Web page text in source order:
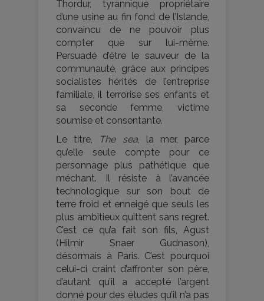
Thordur, tyrannique propriétaire
d’une usine au fin fond de l’Islande,
convaincu de ne pouvoir plus
compter que sur lui-même.
Persuadé d’être le sauveur de la
communauté, grâce aux principes
socialistes hérités de l’entreprise
familiale, il terrorise ses enfants et
sa seconde femme, victime
soumise et consentante.
Le titre,
The sea, la mer, parce
qu’elle seule compte pour ce
personnage plus pathétique que
méchant. Il résiste à l’avancée
technologique sur son bout de
terre froid et enneigé que seuls les
plus ambitieux quittent sans regret.
C’est ce qu’a fait son fils, Agust
(Hilmir Snaer Gudnason),
désormais à Paris. C’est pourquoi
celui-ci craint d’affronter son père,
d’autant qu’il a accepté l’argent
donné pour des études qu’il n’a pas